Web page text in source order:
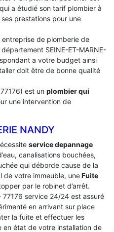
a étudié son tarif plombier à
ses prestations pour une
entreprise de plomberie de
SEINE-ET-MARNE-
a votre budget ainsi
doit être de bonne qualité
est un plombier qui
une intervention de
NANDY
service depannage
canalisations bouchées,
qui déborde cause de la
de votre immeuble, uneFuite
par le robinet d’arrêt.
service 24/24 est assuré
en arrivant sur place
la fuite et effectuer les
en état de votre installation de